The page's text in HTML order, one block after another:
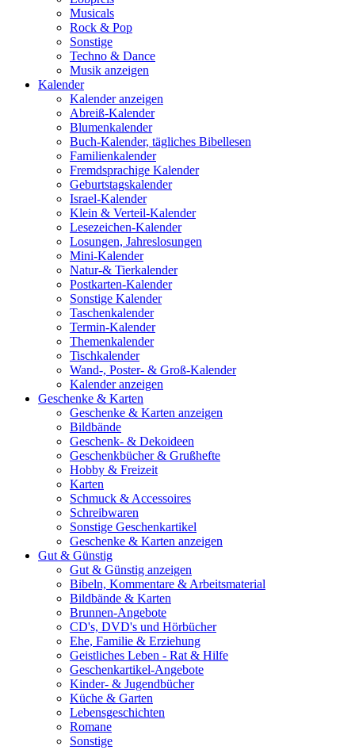
Musicals
Rock & Pop
Sonstige
Techno & Dance
Musik anzeigen
Kalender
Kalender anzeigen
Abreiß-Kalender
Blumenkalender
Buch-Kalender, tägliches Bibellesen
Familienkalender
Fremdsprachige Kalender
Geburtstagskalender
Israel-Kalender
Klein & Verteil-Kalender
Lesezeichen-Kalender
Losungen, Jahreslosungen
Mini-Kalender
Natur-& Tierkalender
Postkarten-Kalender
Sonstige Kalender
Taschenkalender
Termin-Kalender
Themenkalender
Tischkalender
Wand-, Poster- & Groß-Kalender
Kalender anzeigen
Geschenke & Karten
Geschenke & Karten anzeigen
Bildbände
Geschenk- & Dekoideen
Geschenkbücher & Grußhefte
Hobby & Freizeit
Karten
Schmuck & Accessoires
Schreibwaren
Sonstige Geschenkartikel
Geschenke & Karten anzeigen
Gut & Günstig
Gut & Günstig anzeigen
Bibeln, Kommentare & Arbeitsmaterial
Bildbände & Karten
Brunnen-Angebote
CD's, DVD's und Hörbücher
Ehe, Familie & Erziehung
Geistliches Leben - Rat & Hilfe
Geschenkartikel-Angebote
Kinder- & Jugendbücher
Küche & Garten
Lebensgeschichten
Romane
Sonstige